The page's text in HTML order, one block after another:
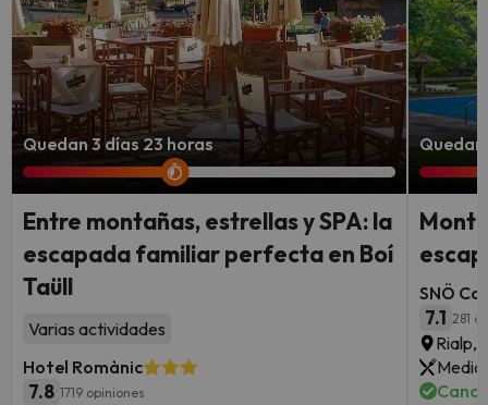
Quedan 3 días 23 horas
Entre montañas, estrellas y SPA: la
escapada familiar perfecta en Boí
Taüll
Varias actividades
Hotel Romànic
7.8 1719 opiniones
Quedan
SNÖ
7.1 281
Rialp,
Media